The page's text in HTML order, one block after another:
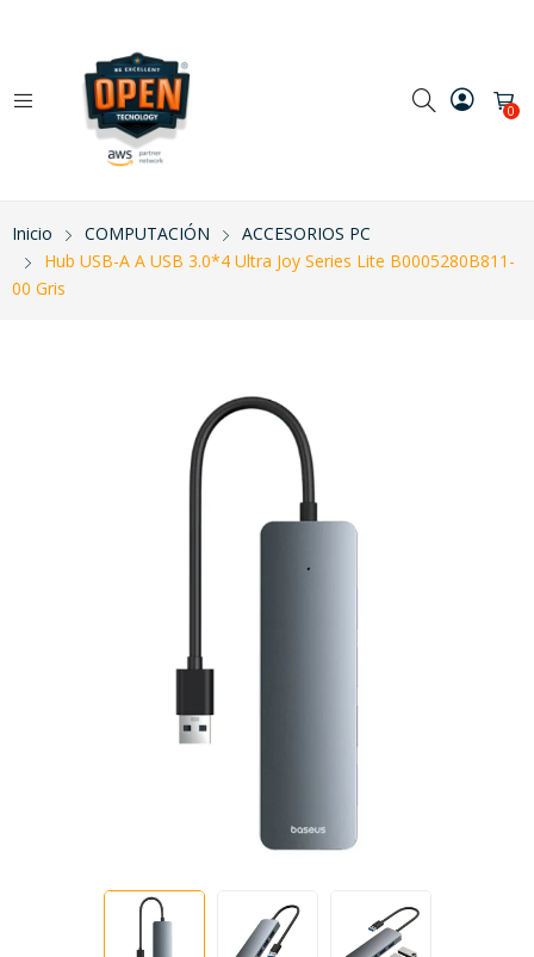
0
Inicio COMPUTACIÓN
ACCESORIOS PC
Hub USB-A A USB 3.0*4 Ultra Joy Series Lite B0005280B811-
00 Gris